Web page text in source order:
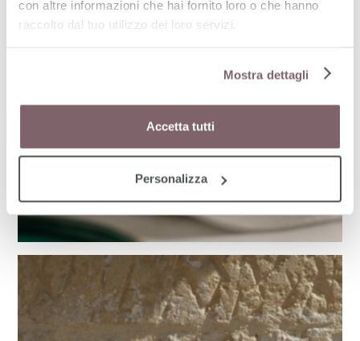
con altre informazioni che hai fornito loro o che hanno
raccolto dal tuo utilizzo dei loro servizi.
Mostra dettagli
Accetta tutti
Personalizza